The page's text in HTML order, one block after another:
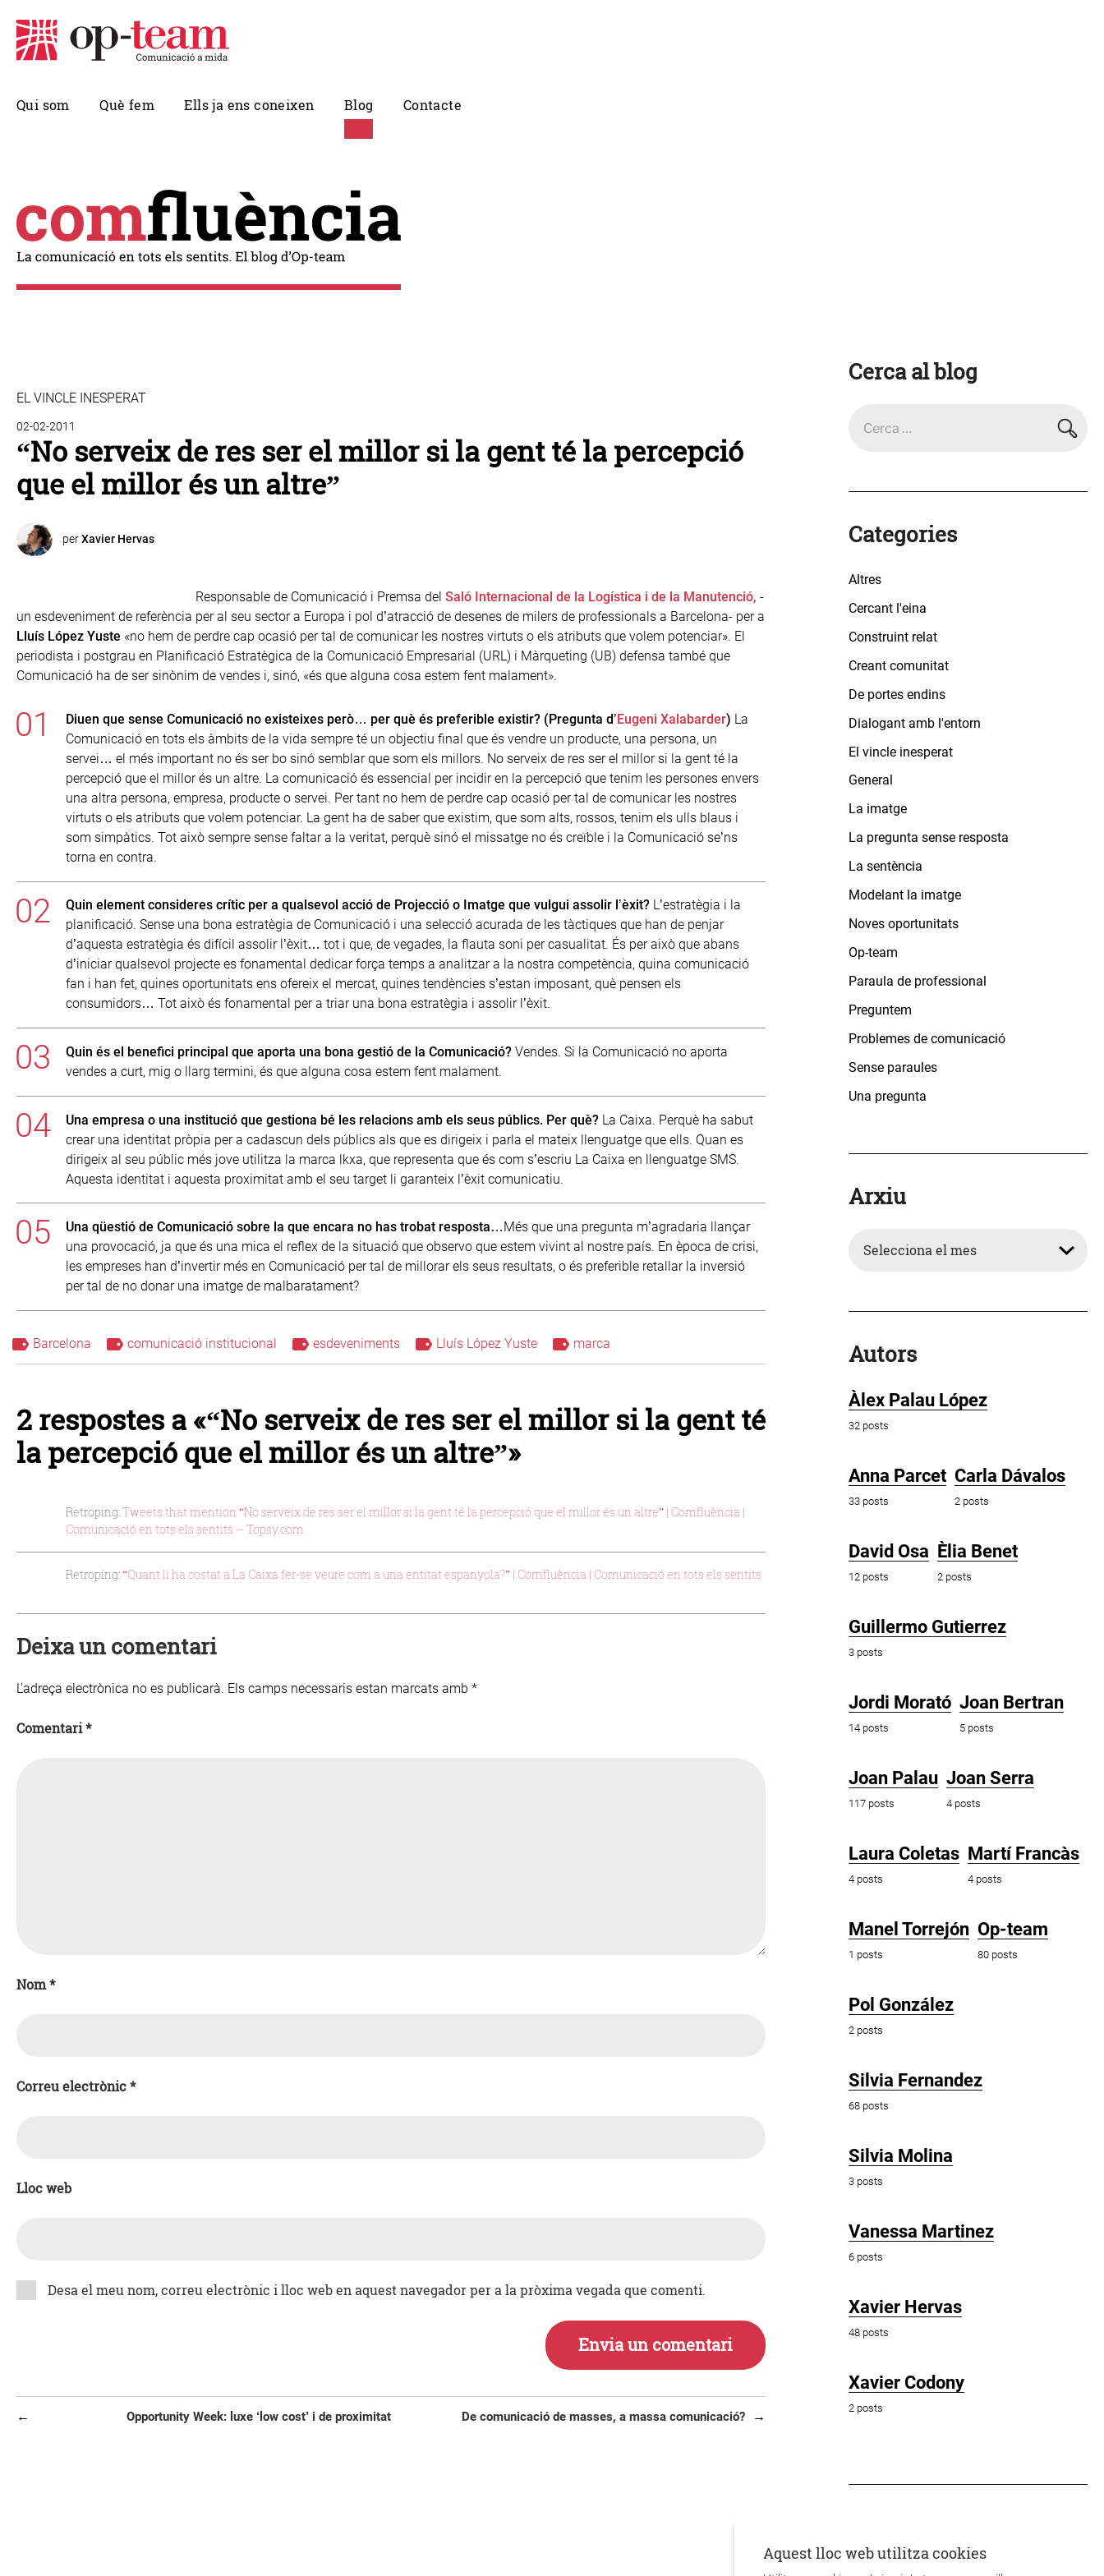
Qui som Què fem Ells ja ens coneixen Blog Contacte
EL VINCLE INESPERAT
02-02-2011
“No serveix de res ser el millor si la gent té la percepció
que el millor és un altre”
perXavier Hervas
Responsable de Comunicació i Premsa del Saló Internacional de la Logística i de la Manutenció, -
un esdeveniment de referència per al seu sector a Europa i pol d’atracció de desenes de milers de professionals a Barcelona- per a
Lluís López Yuste «no hem de perdre cap ocasió per tal de comunicar les nostres virtuts o els atributs que volem potenciar». El
periodista i postgrau en Planificació Estratègica de la Comunicació Empresarial (URL) i Màrqueting (UB) defensa també que
Comunicació ha de ser sinònim de vendes i, sinó, «és que alguna cosa estem fent malament».
Diuen que sense Comunicació no existeixes però… per què és preferible existir? (Pregunta d’Eugeni Xalabarder) La
Comunicació en tots els àmbits de la vida sempre té un objectiu final que és vendre un producte, una persona, un
servei… el més important no és ser bo sinó semblar que som els millors. No serveix de res ser el millor si la gent té la
percepció que el millor és un altre. La comunicació és essencial per incidir en la percepció que tenim les persones envers
una altra persona, empresa, producte o servei. Per tant no hem de perdre cap ocasió per tal de comunicar les nostres
virtuts o els atributs que volem potenciar. La gent ha de saber que existim, que som alts, rossos, tenim els ulls blaus i
som simpàtics. Tot això sempre sense faltar a la veritat, perquè sinó el missatge no és creïble i la Comunicació se’ns
torna en contra.
Quin element consideres crític per a qualsevol acció de Projecció o Imatge que vulgui assolir l’èxit? L’estratègia i la
planificació. Sense una bona estratègia de Comunicació i una selecció acurada de les tàctiques que han de penjar
d’aquesta estratègia és difícil assolir l’èxit… tot i que, de vegades, la flauta soni per casualitat. És per això que abans
d’iniciar qualsevol projecte es fonamental dedicar força temps a analitzar a la nostra competència, quina comunicació
fan i han fet, quines oportunitats ens ofereix el mercat, quines tendències s’estan imposant, què pensen els
consumidors… Tot això és fonamental per a triar una bona estratègia i assolir l’èxit.
Quin és el benefici principal que aporta una bona gestió de la Comunicació? Vendes. Si la Comunicació no aporta
vendes a curt, mig o llarg termini, és que alguna cosa estem fent malament.
Una empresa o una institució que gestiona bé les relacions amb els seus públics. Per què? La Caixa. Perquè ha sabut
crear una identitat pròpia per a cadascun dels públics als que es dirigeix i parla el mateix llenguatge que ells. Quan es
dirigeix al seu públic més jove utilitza la marca lkxa, que representa que és com s’escriu La Caixa en llenguatge SMS.
Aquesta identitat i aquesta proximitat amb el seu target li garanteix l’èxit comunicatiu.
Una qüestió de Comunicació sobre la que encara no has trobat resposta… Més que una pregunta m’agradaria llançar
una provocació, ja que és una mica el reflex de la situació que observo que estem vivint al nostre país. En època de crisi,
les empreses han d’invertir més en Comunicació per tal de millorar els seus resultats, o és preferible retallar la inversió
per tal de no donar una imatge de malbaratament?
Barcelona comunicació institucional esdeveniments Lluís López Yuste marca
2 respostes a «“No serveix de res ser el millor si la gent té
la percepció que el millor és un altre”»
Retroping:Tweets that mention “No serveix de res ser el millor si la gent té la percepció que el millor és un altre” | Comfluència |
Comunicació en tots els sentits -- Topsy.com
Retroping:“Quant li ha costat a La Caixa fer-se veure com a una entitat espanyola?” | Comfluència | Comunicació en tots els sentits
Deixa un comentari
L'adreça electrònica no es publicarà. Els camps necessaris estan marcats amb *
Comentari*
Nom*
Correu electrònic*
Lloc web
Desa el meu nom, correu electrònic i lloc web en aquest navegador per a la pròxima vegada que comenti.
Navegació
Entrada
Opportunity Week: luxe ‘low cost’ i de proximitat
Entrada
De comunicació de masses, a massa comunicació?
Cerca al blog
Categories
Altres
Cercant l'eina
Construint relat
Creant comunitat
De portes endins
Dialogant amb l'entorn
El vincle inesperat
General
La imatge
La pregunta sense resposta
La sentència
Modelant la imatge
Noves oportunitats
Op-team
Paraula de professional
Preguntem
Problemes de comunicació
Sense paraules
Una pregunta
Arxiu
Autors
Àlex Palau López
32 posts
Anna Parcet
33 posts
Carla Dávalos
2 posts
David Osa
12 posts
Èlia Benet
2 posts
Guillermo Gutierrez
3 posts
Jordi Morató
14 posts
Joan Bertran
5 posts
Joan Palau
117 posts
Joan Serra
4 posts
Laura Coletas
4 posts
Martí Francàs
4 posts
Manel Torrejón
1 posts
Op-team
80 posts
Pol González
2 posts
Silvia Fernandez
68 posts
Silvia Molina
3 posts
Vanessa Martinez
6 posts
Xavier Hervas
48 posts
Xavier Codony
2 posts
Aquest lloc web utilitza cookies